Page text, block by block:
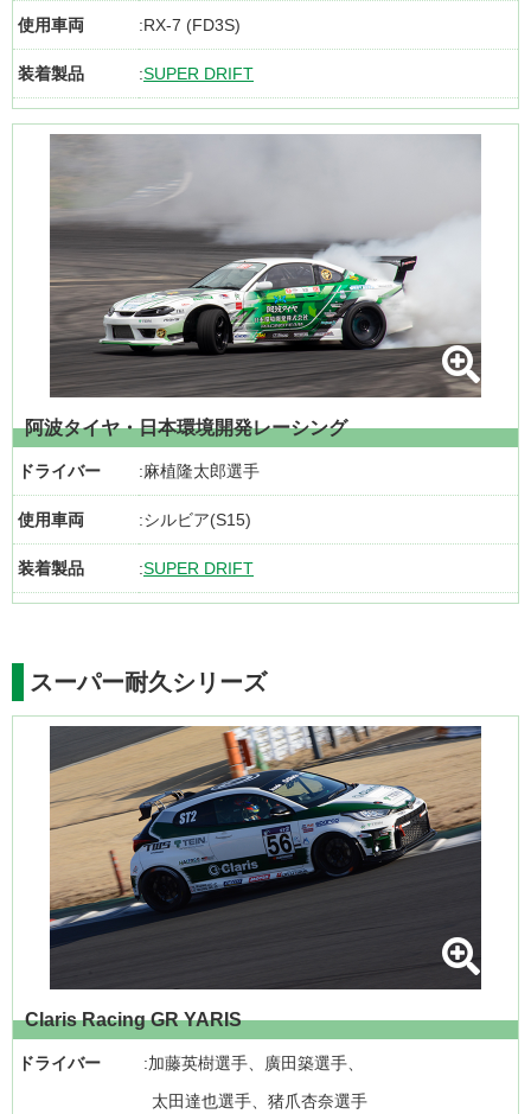
使用車両 RX-7 (FD3S)
装着製品 SUPER DRIFT
阿波タイヤ・日本環境開発レーシング
ドライバー 麻植隆太郎選手
使用車両 シルビア(S15)
装着製品 SUPER DRIFT
スーパー耐久シリーズ
Claris Racing GR YARIS
ドライバー
加藤英樹選手、廣田築選手、
太田達也選手、猪爪杏奈選手